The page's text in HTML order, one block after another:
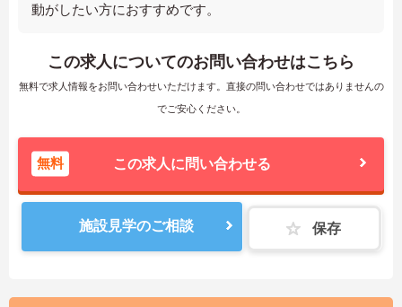
動がしたい方におすすめです。
この求人についてのお問い合わせはこちら
無料で求人情報をお問い合わせいただけます。直接の問い合わせではありませんの
でご安心ください。
無料 この求人に問い合わせる
施設見学のご相談 保存